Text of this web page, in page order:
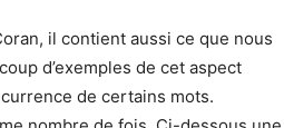
il contient aussi ce que nous
d’exemples de cet aspect
de certains mots.